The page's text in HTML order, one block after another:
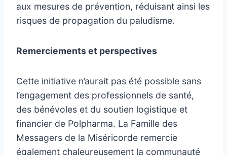
aux mesures de prévention, réduisant ainsi les
risques de propagation du paludisme.
Remerciements et perspectives
Cette initiative n’aurait pas été possible sans
l’engagement des professionnels de santé,
des bénévoles et du soutien logistique et
financier de Polpharma. La Famille des
Messagers de la Miséricorde remercie
également chaleureusement la communauté